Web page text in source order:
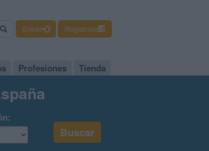
Entrar Regístrate
Profesiones Tienda